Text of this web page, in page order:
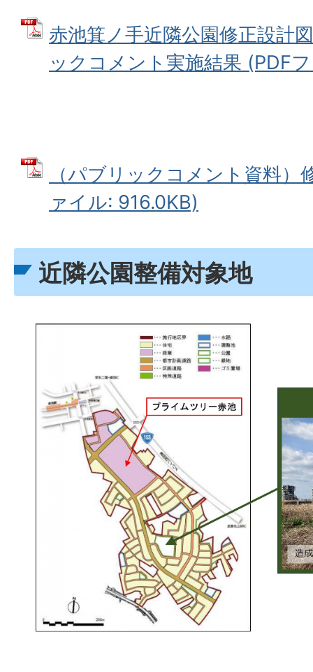
赤池箕ノ手近隣公園修正設計
ックコメント実施結果 (PDF
（パブリックコメント資料）
ァイル: 916.0KB)
近隣公園整備対象地